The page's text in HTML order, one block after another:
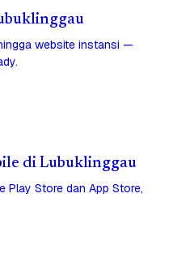
website instansi —
di Lubuklinggau
Play Store dan App Store,